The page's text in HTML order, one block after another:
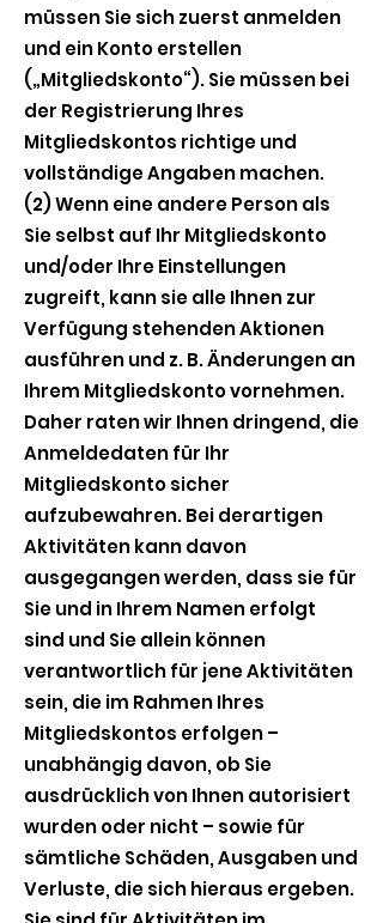
müssen Sie sich zuerst anmelden
und ein Konto erstellen
(„Mitgliedskonto“). Sie müssen bei
der Registrierung Ihres
Mitgliedskontos richtige und
vollständige Angaben machen.
(2) Wenn eine andere Person als
Sie selbst auf Ihr Mitgliedskonto
und/oder Ihre Einstellungen
zugreift, kann sie alle Ihnen zur
Verfügung stehenden Aktionen
ausführen und z. B. Änderungen an
Ihrem Mitgliedskonto vornehmen.
Daher raten wir Ihnen dringend, die
Anmeldedaten für Ihr
Mitgliedskonto sicher
aufzubewahren. Bei derartigen
Aktivitäten kann davon
ausgegangen werden, dass sie für
Sie und in Ihrem Namen erfolgt
sind und Sie allein können
verantwortlich für jene Aktivitäten
sein, die im Rahmen Ihres
Mitgliedskontos erfolgen –
unabhängig davon, ob Sie
ausdrücklich von Ihnen autorisiert
wurden oder nicht – sowie für
sämtliche Schäden, Ausgaben und
Verluste, die sich hieraus ergeben.